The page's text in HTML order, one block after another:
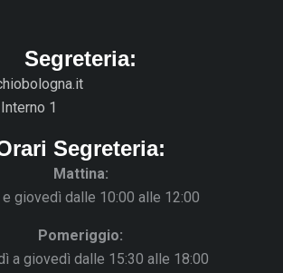
Segreteria:
1
Segreteria:
Mattina:
e giovedì dalle 10:00 alle 12:00
Pomeriggio:
a giovedì dalle 15:30 alle 18:00